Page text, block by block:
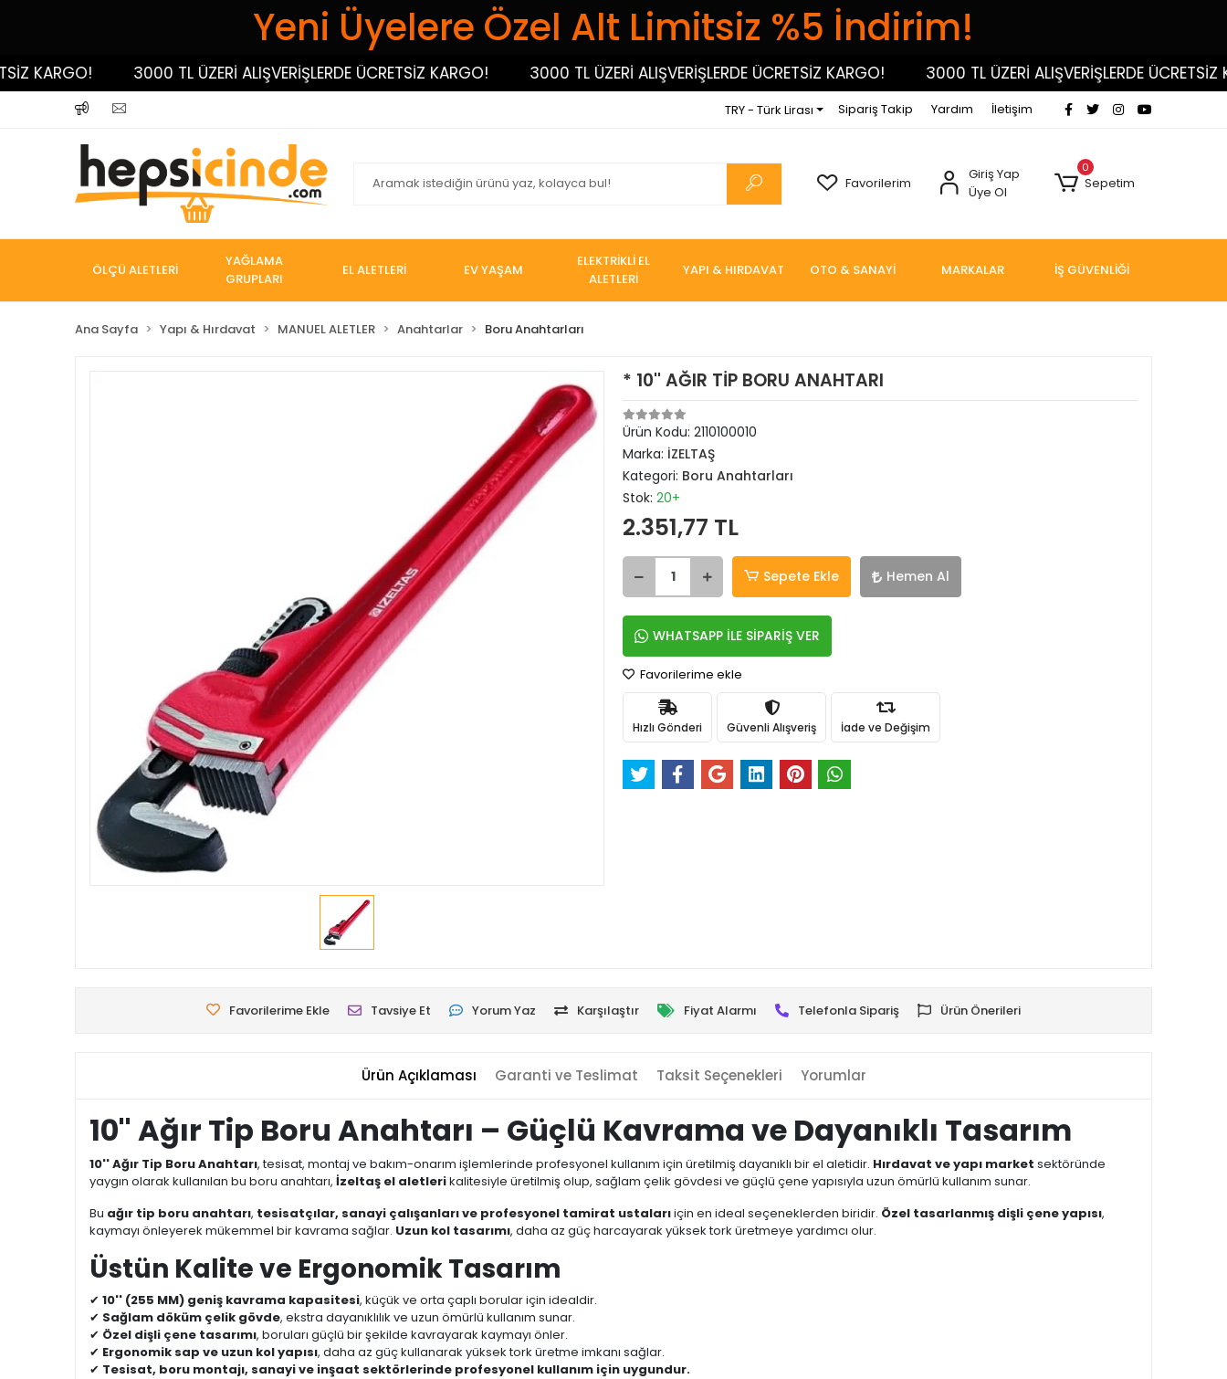
Yeni Üyelere Özel Alt Limitsiz %5 İndirim!
3000 TL ÜZERİ ALIŞVERİŞLERDE ÜCRETSİZ KARGO! 3000 TL ÜZERİ ALIŞVERİŞLERDE ÜCRETSİZ KARGO! 3000 TL ÜZERİ ALIŞVERİŞLERDE ÜCRETSİZ
TRY - Türk Lirası Sipariş Takip Yardım İletişim
Favorilerim
Giriş Yap
Üye Ol
0
Sepetim
ÖLÇÜ ALETLERİ
YAĞLAMA
GRUPLARI
EL ALETLERİ EV YAŞAM
ELEKTRİKLİ EL
ALETLERİ
YAPI & HIRDAVAT OTO & SANAYİ MARKALAR İŞ GÜVENLİĞİ
Ana Sayfa Yapı & Hırdavat MANUEL ALETLER Anahtarlar Boru Anahtarları
* 10'' AĞIR TİP BORU ANAHTARI
Ürün Kodu: 2110100010
Marka: İZELTAŞ
Kategori: Boru Anahtarları
Stok: 20+
2.351,77 TL
Sepete Ekle Hemen Al
WHATSAPP İLE SİPARİŞ VER
Favorilerime ekle
Hızlı Gönderi Güvenli Alışveriş İade ve Değişim
Favorilerime Ekle Tavsiye Et Yorum Yaz Karşılaştır Fiyat Alarmı Telefonla Sipariş Ürün Önerileri
Ürün Açıklaması Garanti ve Teslimat Taksit Seçenekleri Yorumlar
10'' Ağır Tip Boru Anahtarı – Güçlü Kavrama ve Dayanıklı Tasarım
10'' Ağır Tip Boru Anahtarı, tesisat, montaj ve bakım-onarım işlemlerinde profesyonel kullanım için üretilmiş dayanıklı bir el aletidir. Hırdavat ve yapı market sektöründe
yaygın olarak kullanılan bu boru anahtarı, İzeltaş el aletlerikalitesiyle üretilmiş olup, sağlam çelik gövdesi ve güçlü çene yapısıyla uzun ömürlü kullanım sunar.
Bu ağır tip boru anahtarı, tesisatçılar, sanayi çalışanları ve profesyonel tamirat ustalarıiçin en ideal seçeneklerden biridir. Özel tasarlanmış dişli çene yapısı,
kaymayı önleyerek mükemmel bir kavrama sağlar. Uzun kol tasarımı, daha az güç harcayarak yüksek tork üretmeye yardımcı olur.
Üstün Kalite ve Ergonomik Tasarım
✔ 10'' (255 MM) geniş kavrama kapasitesi, küçük ve orta çaplı borular için idealdir.
✔ Sağlam döküm çelik gövde, ekstra dayanıklılık ve uzun ömürlü kullanım sunar.
✔ Özel dişli çene tasarımı, boruları güçlü bir şekilde kavrayarak kaymayı önler.
✔ Ergonomik sap ve uzun kol yapısı, daha az güç kullanarak yüksek tork üretme imkanı sağlar.
✔ Tesisat, boru montajı, sanayi ve inşaat sektörlerinde profesyonel kullanım için uygundur.